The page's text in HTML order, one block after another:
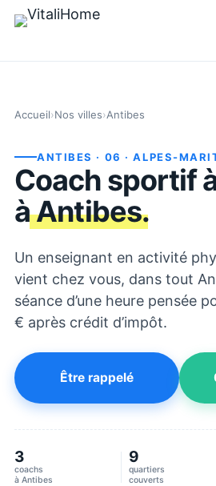
Accueil›Nos villes›Antibes
ANTIBES · 06 · ALPES-
Coach sportif
àAntibes.
Un enseignant en activité
vient chez vous, dans tout
séance d’une heure pensée
€ après crédit d’impôt.
Être rappelé
3
coachs
à Antibes
9
quartiers
couverts